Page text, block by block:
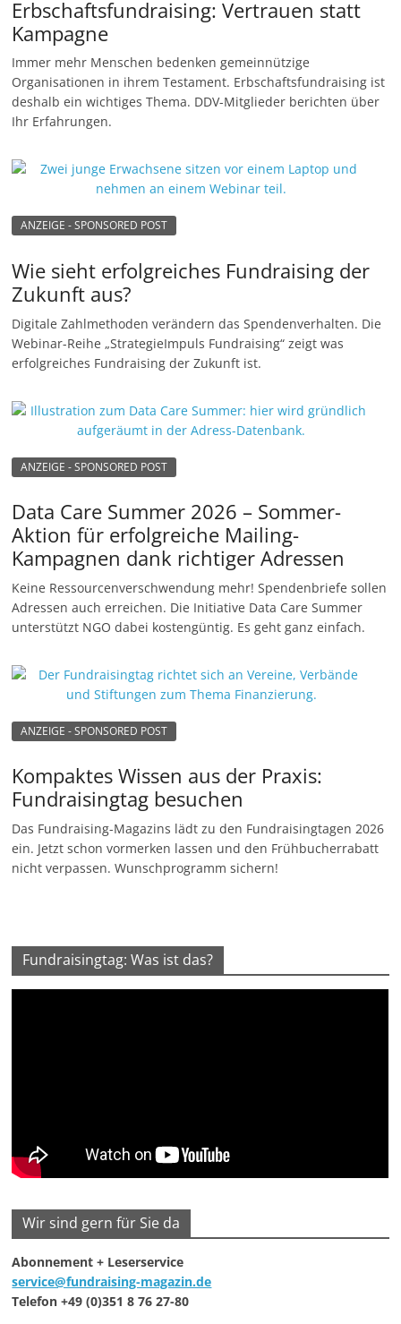
Erbschaftsfundraising: Vertrauen statt
Kampagne
Immer mehr Menschen bedenken gemeinnützige
Organisationen in ihrem Testament. Erbschaftsfundraising ist
deshalb ein wichtiges Thema. DDV-Mitglieder berichten über
Ihr Erfahrungen.
ANZEIGE - SPONSORED POST
Wie sieht erfolgreiches Fundraising der
Zukunft aus?
Digitale Zahlmethoden verändern das Spendenverhalten. Die
Webinar-Reihe „StrategieImpuls Fundraising“ zeigt was
erfolgreiches Fundraising der Zukunft ist.
ANZEIGE - SPONSORED POST
Data Care Summer 2026 – Sommer-
Aktion für erfolgreiche Mailing-
Kampagnen dank richtiger Adressen
Keine Ressourcenverschwendung mehr! Spendenbriefe sollen
Adressen auch erreichen. Die Initiative Data Care Summer
unterstützt NGO dabei kostengüntig. Es geht ganz einfach.
ANZEIGE - SPONSORED POST
Kompaktes Wissen aus der Praxis:
Fundraisingtag besuchen
Das Fundraising-Magazins lädt zu den Fundraisingtagen 2026
ein. Jetzt schon vormerken lassen und den Frühbucherrabatt
nicht verpassen. Wunschprogramm sichern!
Fundraisingtag: Was ist das?
Wir sind gern für Sie da
Abonnement + Leserservice
service@fundraising-magazin.de
Telefon +49 (0)351 8 76 27-80